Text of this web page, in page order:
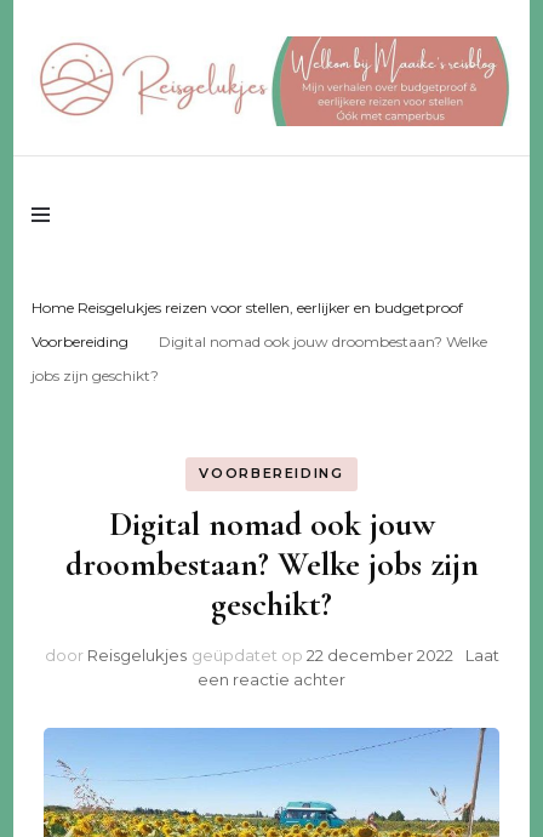
Reisgelukjes –
Reisgeluk voor 2 ♥️ eerlijker ♥️ voor een fijn budget
Home Reisgelukjes reizen voor stellen, eerlijker en budgetproof
Voorbereiding
Digital nomad ook jouw droombestaan? Welke
jobs zijn geschikt?
VOORBEREIDING
Digital nomad ook jouw
droombestaan? Welke jobs zijn
geschikt?
door Reisgelukjes geüpdatet op 22 december 2022
Laat
een reactie achterop
nomad
ook
droombestaan?
Welke